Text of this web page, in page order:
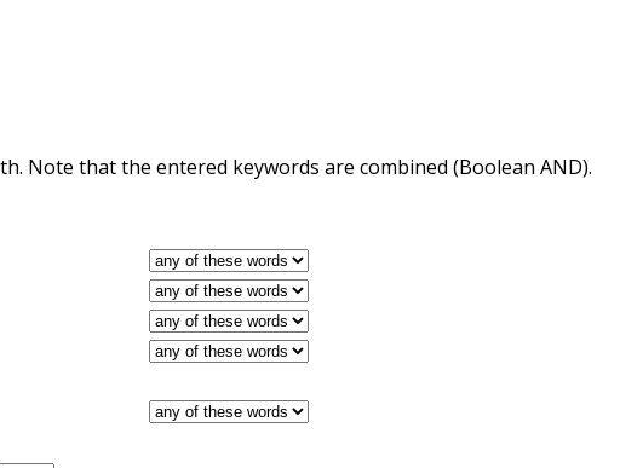
Note that the entered keywords are combined (Boolean AND).